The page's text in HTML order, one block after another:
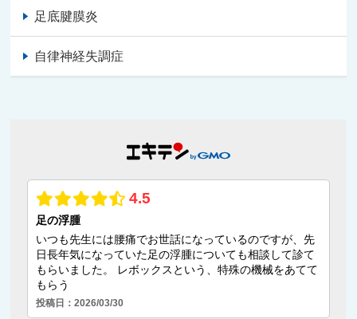
足底腱膜炎
自律神経失調症